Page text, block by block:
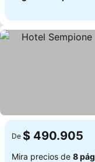
De $ 490.905
Mira precios de 8